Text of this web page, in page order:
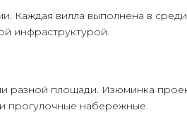
Каждая вилла выполнена в
инфраструктурой.
площади. Изюминка
прогулочные набережные.